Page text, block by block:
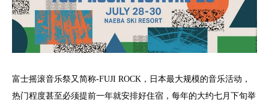
富士摇滚音乐祭又简称-FUJI ROCK，日本最大规模的音乐活动，
热门程度甚至必须提前一年就安排好住宿，每年的大约七月下旬举